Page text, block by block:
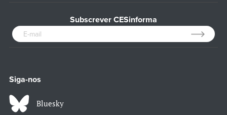
Subscrever CESinforma
Siga-nos
Bluesky